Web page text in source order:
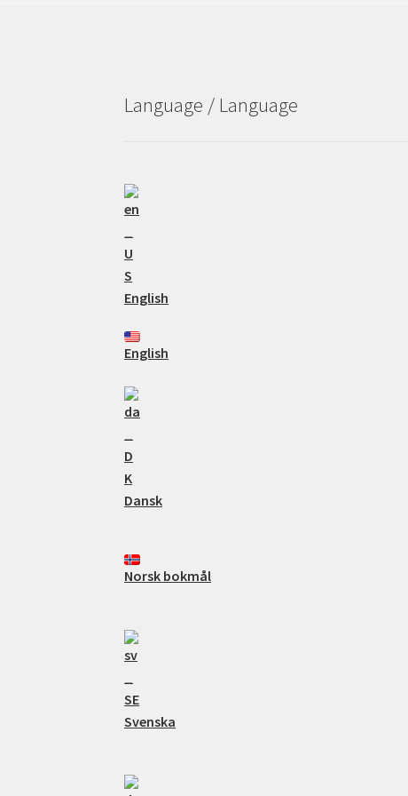
Language / Language
English
English
Dansk
Norsk bokmål
Svenska